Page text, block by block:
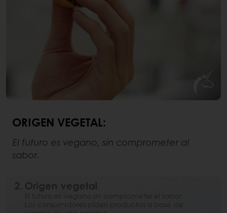
ORIGEN VEGETAL:
El futuro es vegano, sin comprometer al
sabor.